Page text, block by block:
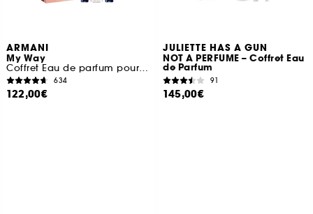
ARMANI
My Way
Coffret Eau de parfum pour femme
634
122,00€
JULIETTE HAS A GUN
NOT A PERFUME – Coffret Eau
de Parfum
91
145,00€